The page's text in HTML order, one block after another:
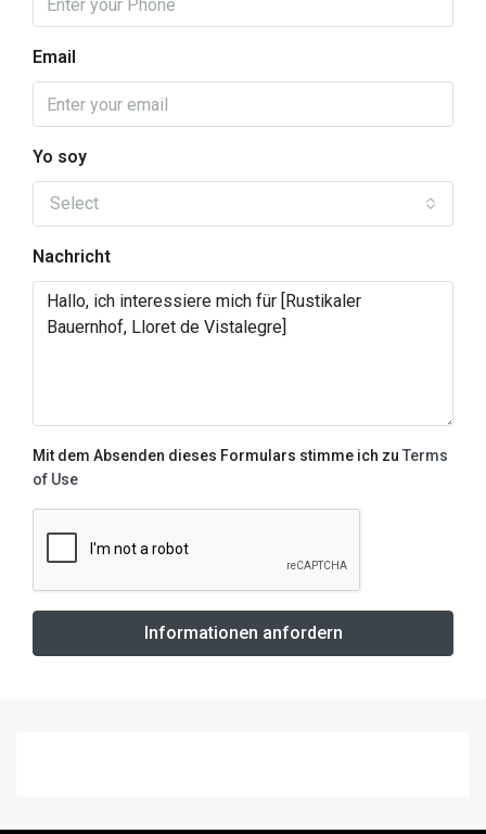
Email
Yo soy
Select
Nachricht
Mit dem Absenden dieses Formulars stimme ich zu Terms
of Use
Informationen anfordern